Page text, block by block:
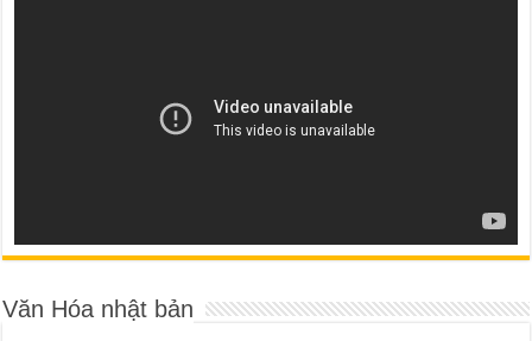
Văn Hóa nhật bản